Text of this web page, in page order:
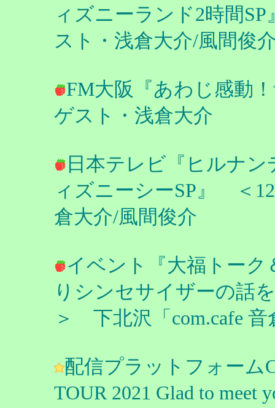
ィズニーランド2時間
スト・浅倉大介/風間俊
FM大阪『あわじ感
ゲスト・浅倉大介
日本テレビ『ヒルナ
ィズニーシーSP』 ＜
倉大介/風間俊介
イベント『大福トー
りシンセサイザーの話
＞ 下北沢「com.cafe
配信プラットフォーム
TOUR 2021 Glad to